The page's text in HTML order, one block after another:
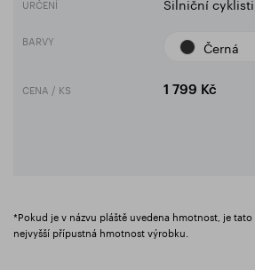
BARVY Černá
CENA / KS 1 799 Kč
*Pokud je v názvu pláště uvedena hmotnost, je
nejvyšší přípustná hmotnost výrobku.